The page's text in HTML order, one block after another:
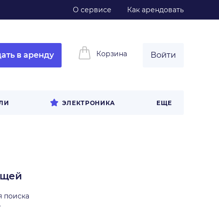
О сервисе Как арендовать
в аренду Корзина Войти
ЭЛЕКТРОНИКА ЕЩЕ
поиска